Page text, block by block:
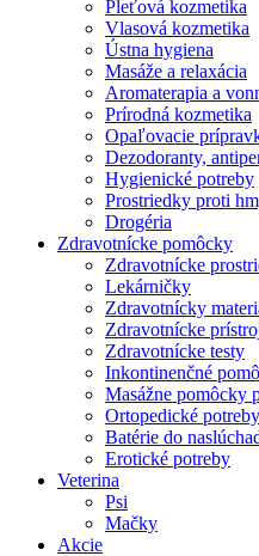
Pleťová kozmetika
Vlasová kozmetika
Ústna hygiena
Masáže a relaxácia
Aromaterapia a
Prírodná kozmetika
Opaľovacie
Dezodoranty,
Hygienické potreby
Prostriedky proti
Drogéria
Zdravotnícke pomôcky
Zdravotnícke
Lekárničky
Zdravotnícky
Zdravotnícke
Zdravotnícke testy
Inkontinenčné
Masážne pomôcky
Ortopedické potreby
Batérie do
Erotické potreby
Veterina
Psi
Mačky
Akcie